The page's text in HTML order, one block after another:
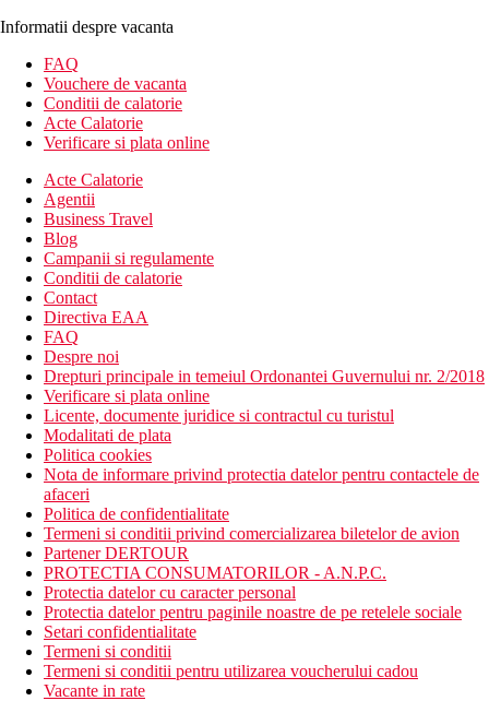
Informatii despre vacanta
FAQ
Vouchere de vacanta
Conditii de calatorie
Acte Calatorie
Verificare si plata online
Acte Calatorie
Agentii
Business Travel
Blog
Campanii si regulamente
Conditii de calatorie
Contact
Directiva EAA
FAQ
Despre noi
Drepturi principale in temeiul Ordonantei Guvernului nr. 2/2018
Verificare si plata online
Licente, documente juridice si contractul cu turistul
Modalitati de plata
Politica cookies
Nota de informare privind protectia datelor pentru contactele de
afaceri
Politica de confidentialitate
Termeni si conditii privind comercializarea biletelor de avion
Partener DERTOUR
PROTECTIA CONSUMATORILOR - A.N.P.C.
Protectia datelor cu caracter personal
Protectia datelor pentru paginile noastre de pe retelele sociale
Setari confidentialitate
Termeni si conditii
Termeni si conditii pentru utilizarea voucherului cadou
Vacante in rate